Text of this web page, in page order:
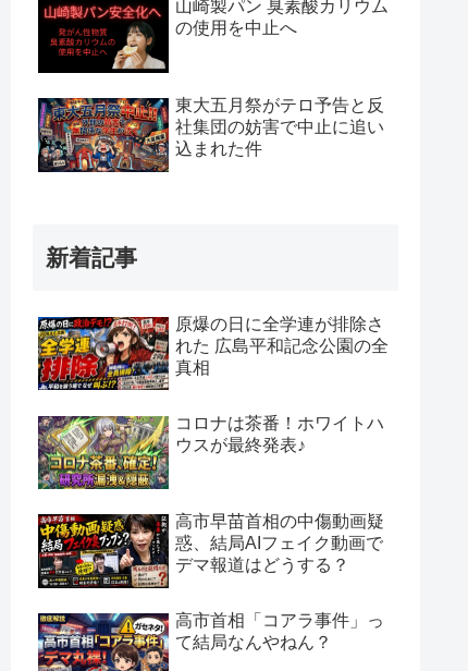
山崎製パン 臭素酸カリウム
の使用を中止へ
東大五月祭がテロ予告と反
社集団の妨害で中止に追い
込まれた件
新着記事
原爆の日に全学連が排除さ
れた 広島平和記念公園の全
真相
コロナは茶番！ホワイトハ
ウスが最終発表♪
高市早苗首相の中傷動画疑
惑、結局AIフェイク動画で
デマ報道はどうする？
高市首相「コアラ事件」っ
て結局なんやねん？